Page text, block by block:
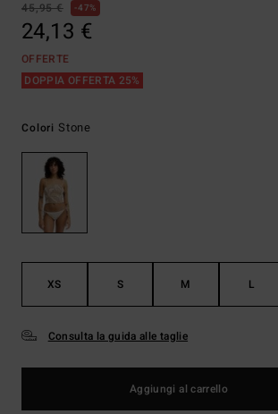
45,95 € 47%
24,13 €
OFFERTE
DOPPIA OFFERTA 25%
Colori Stone
XS S M L
Consulta la guida alle taglie
Aggiungi al carrello